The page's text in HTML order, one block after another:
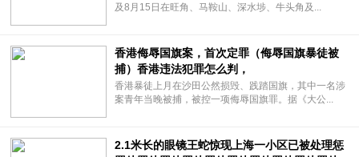
及8月15日在旺角、马鞍山、深水埗、牛头角及...
香港侮辱国旗案，首次定罪（侮辱国旗暴徒被
捕）香港违法犯罪怎么判，
香港暴徒上月在沙田公然损毁、践踏国旗，其中一名涉
案青年当晚被捕，被控一项侮辱国旗罪。据《大公...
2.1米长的眼镜王蛇惊现上海一小区已被处理惩